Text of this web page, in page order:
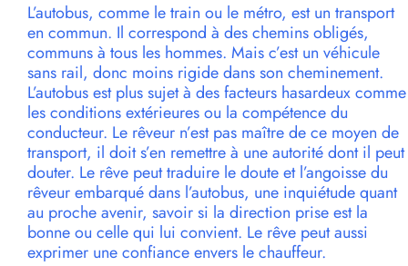
L’autobus, comme le train ou le métro, est un transport
en commun. Il correspond à des chemins obligés,
communs à tous les hommes. Mais c’est un véhicule
sans rail, donc moins rigide dans son cheminement.
L’autobus est plus sujet à des facteurs hasardeux comme
les conditions extérieures ou la compétence du
conducteur. Le rêveur n’est pas maître de ce moyen de
transport, il doit s’en remettre à une autorité dont il peut
douter. Le rêve peut traduire le doute et l’angoisse du
rêveur embarqué dans l’autobus, une inquiétude quant
au proche avenir, savoir si la direction prise est la
bonne ou celle qui lui convient. Le rêve peut aussi
exprimer une confiance envers le chauffeur.